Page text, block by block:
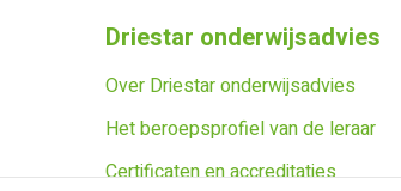
Driestar onderwijsadvies
Over Driestar onderwijsadvies
Het beroepsprofiel van de leraar
Certificaten en accreditaties